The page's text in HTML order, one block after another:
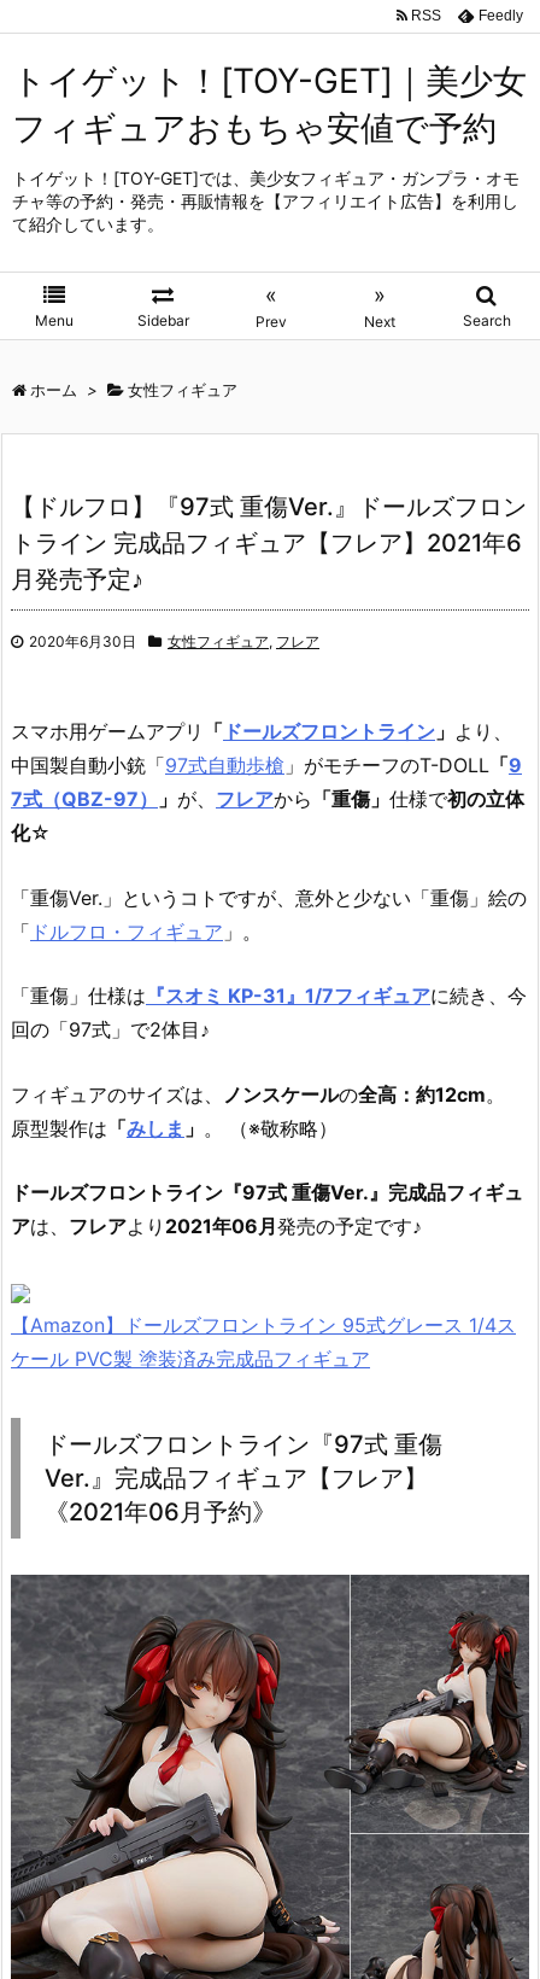
トイゲット！[TOY-GET]｜美少女
フィギュアおもちゃ安値で予約
トイゲット！[TOY-GET]では、美少女フィギュア・ガンプラ・オモ
チャ等の予約・発売・再販情報を【アフィリエイト広告】を利用し
て紹介しています。
Menu Sidebar
«
Prev
»
Next Search
RSS Feedly
ホーム > 女性フィギュア
【ドルフロ】『97式 重傷Ver.』ドールズフロン
トライン 完成品フィギュア【フレア】2021年6
月発売予定♪
2020年6月30日 女性フィギュア, フレア
スマホ用ゲームアプリ 「 ドールズフロントライン 」 より、
中国製自動小銃「97式自動歩槍 」がモチーフのT-DOLL 「9
7式（QBZ-97）
」 が、 フレアから 「重傷」 仕様で初の立体
化☆
「重傷Ver.」というコトですが、意外と少ない「重傷」絵の
「 ドルフロ・フィギュア 」。
「重傷」仕様は 『スオミ KP-31』1/7フィギュアに続き、今
回の「97式」で2体目♪
フィギュアのサイズは、 ノンスケールの全高：約12cm。
原型製作は 「みしま 」 。 （※敬称略）
ドールズフロントライン『97式 重傷Ver.』完成品フィギュ
アは、 フレアより 2021年06月 発売の予定です♪
【Amazon】ドールズフロントライン 95式グレース 1/4ス
ケール PVC製 塗装済み完成品フィギュア
ドールズフロントライン『97式 重傷
Ver.』完成品フィギュア【フレア】
《2021年06月予約》